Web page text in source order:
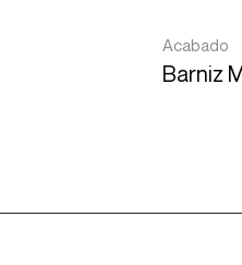
Acabado
Barniz